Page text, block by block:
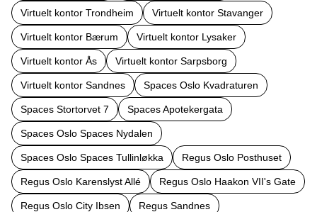
Virtuelt kontor Trondheim Virtuelt kontor Stavanger
Virtuelt kontor Bærum Virtuelt kontor Lysaker
Virtuelt kontor Ås Virtuelt kontor Sarpsborg
Virtuelt kontor Sandnes Spaces Oslo Kvadraturen
Spaces Stortorvet 7 Spaces Apotekergata
Spaces Oslo Spaces Nydalen
Spaces Oslo Spaces Tullinløkka Regus Oslo Posthuset
Regus Oslo Karenslyst Allé Regus Oslo Haakon VII's Gate
Regus Oslo City Ibsen Regus Sandnes